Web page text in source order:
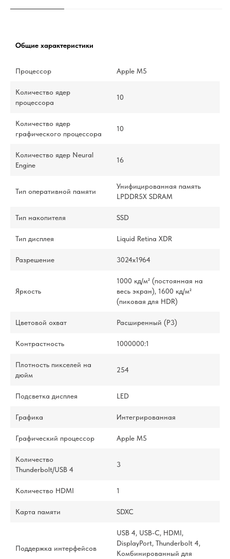
Общие характеристики
Процессор Apple M5
Количество ядер
процессора
10
Количество ядер
графического процессора
10
Количество ядер Neural
Engine
16
Тип оперативной памяти
Унифицированная память
LPDDR5X SDRAM
Тип накопителя SSD
Тип дисплея Liquid Retina XDR
Разрешение 3024x1964
Яркость
1000 кд/м² (постоянная на
весь экран), 1600 кд/м²
(пиковая для HDR)
Цветовой охват Расширенный (P3)
Контрастность 1000000:1
Плотность пикселей на
дюйм
254
Подсветка дисплея LED
Графика Интегрированная
Графический процессор Apple M5
Количество
Thunderbolt/USB 4
3
Количество HDMI 1
Карта памяти SDXC
Поддержка интерфейсов
USB 4, USB-C, HDMI,
DisplayPort, Thunderbolt 4,
Комбинированный для